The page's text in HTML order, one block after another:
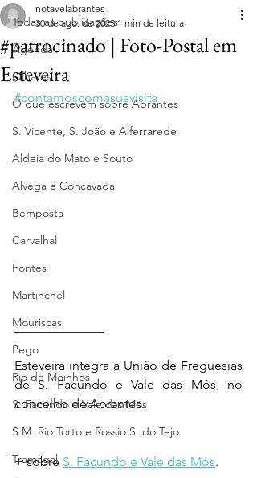
Todas as publicações
Agenda
Olhares
O que escrevem sobre Abrantes
S. Vicente, S. João e Alferrarede
Aldeia do Mato e Souto
Alvega e Concavada
Bemposta
Carvalhal
Fontes
Martinchel
Mouriscas
Pego
Rio de Moinhos
S. Facundo e Vale das Mós
S.M. Rio Torto e Rossio S. do Tejo
Tramagal
#patrocinado | Foto-Postal em
Esteveira
notavelabrantes
30 de ago. de 2023 1 min de leitura
#contamoscomasuavisita
______________
Esteveira integra a União de Freguesias
de S. Facundo e Vale das Mós, no
concelho de Abrantes.
+ sobre S. Facundo e Vale das Mós.